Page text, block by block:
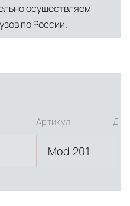
осуществляем
по России.
Артикул
Mod 201